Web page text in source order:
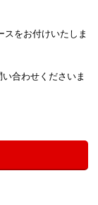
をお付けいたしま
合わせくださいま